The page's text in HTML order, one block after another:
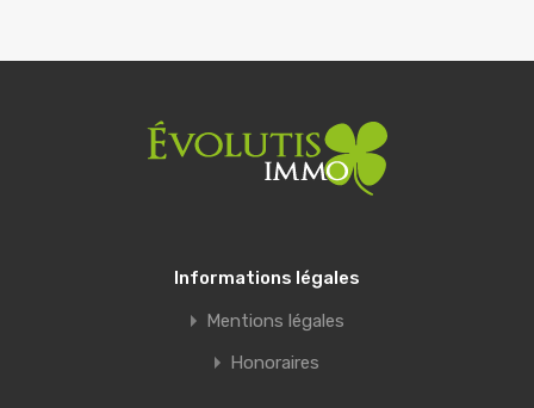
Informations légales
Mentions légales
Honoraires